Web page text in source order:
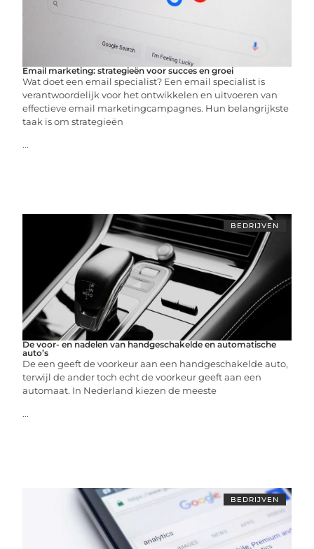
Email marketing: strategieën voor succes en groei
Wat doet een email specialist? Een email specialist is
verantwoordelijk voor het ontwikkelen en uitvoeren van
effectieve email marketingcampagnes. Hun belangrijkste
taak is om strategieën
...
BEDRIJVEN
De voor- en nadelen van handgeschakelde en automatische
auto’s
De een geeft de voorkeur aan een handgeschakelde auto,
terwijl de ander toch echt de voorkeur geeft aan een
automaat. In Nederland kiezen de meeste
...
BEDRIJVEN